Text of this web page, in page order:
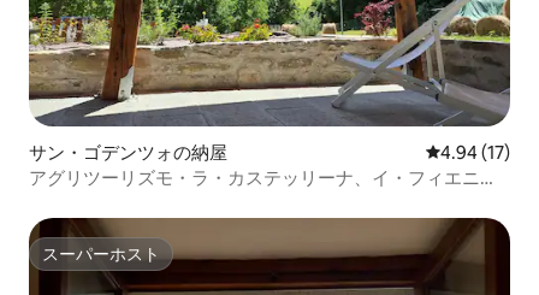
サン・ゴデンツォの納屋 レビュー17
4.94 (17)
アグリツーリズモ・ラ・カステッリーナ、イ・フィエニー
スーパーホスト
スーパーホスト